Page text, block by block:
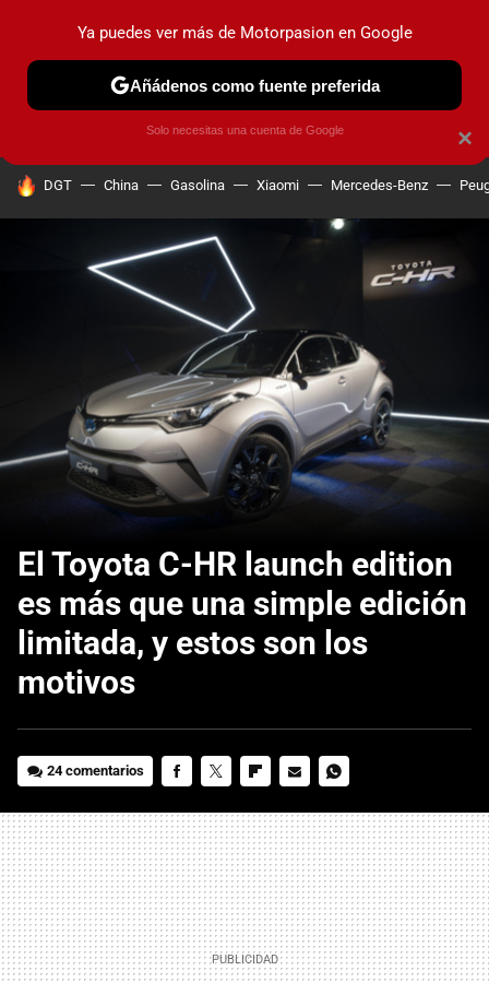
PRUEBAS COCHES ELÉCTRICOS OBSERVATORIO
HOY SE HABLA DE
DGT China Gasolina Xiaomi Mercedes-Benz
El Toyota C-HR launch edition
es más que una simple edición
limitada, y estos son los
motivos
24 comentarios
MAIL
×
Ya puedes ver más de Motorpasion en Google
Añádenos como fuente preferida
Solo necesitas una cuenta de Google